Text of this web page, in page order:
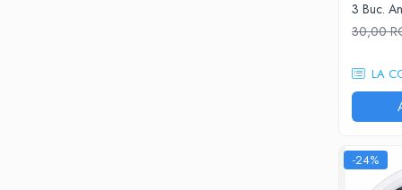
3 Buc.
30,00
LA
-24%